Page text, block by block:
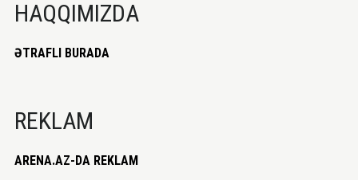
HAQQIMIZDA
ƏTRAFLI BURADA
REKLAM
ARENA.AZ-DA REKLAM